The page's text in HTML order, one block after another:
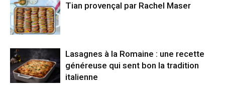
Tian provençal par Rachel Maser
Lasagnes à la Romaine : une recette
généreuse qui sent bon la tradition
italienne